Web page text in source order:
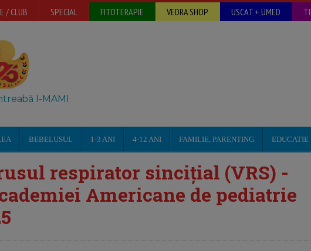
/ CLUB SPECIAL FITOTERAPIE VEDRA SHOP USCAT + UMED
I-MAMI
BEBELUSUL 1-3 ANI 4-12 ANI FAMILIE, PARENTING EDUCATIE
respirator sincițial (VRS) -
Americane de pediatrie